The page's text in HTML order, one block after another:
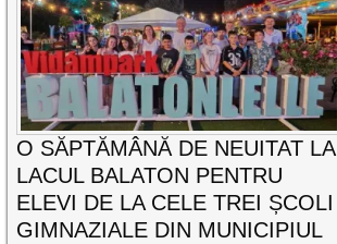
O SĂPTĂMÂNĂ DE NEUITAT LA
LACUL BALATON PENTRU
ELEVI DE LA CELE TREI ȘCOLI
GIMNAZIALE DIN MUNICIPIUL